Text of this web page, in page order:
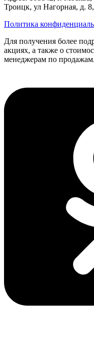
Троицк, ул Нагорная, д.
Политика
Для получения более
акциях, а также о
менеджерам по продажам.